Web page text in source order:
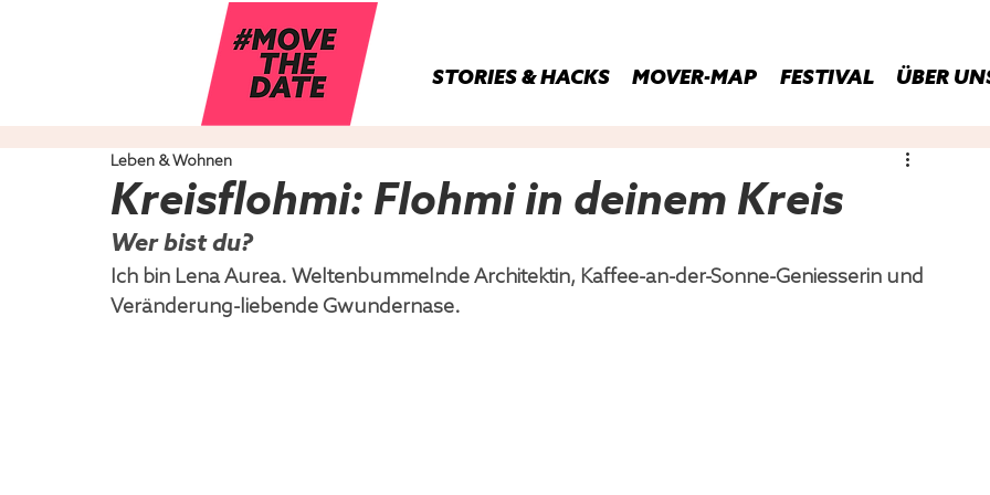
STORIES & HACKS MOVER-MAP FESTIVAL ÜBER
Kreisflohmi: Flohmi in deinem Kreis
Leben & Wohnen
Wer bist du?
Ich bin Lena Aurea. Weltenbummelnde Architektin, Kaffee-an-der-Sonne-Geniesserin und
Veränderung-liebende Gwundernase.